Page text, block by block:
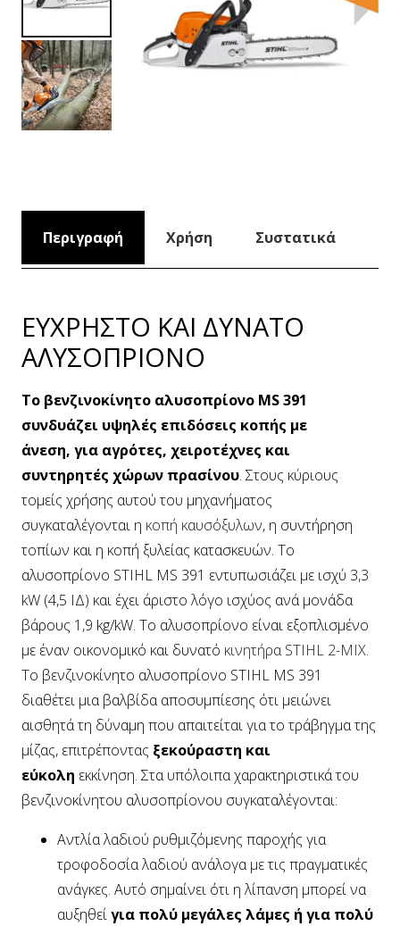
Περιγραφή Χρήση Συστατικά
ΕΥΧΡΗΣΤΟ ΚΑΙ ΔΥΝΑΤΟ
ΑΛΥΣΟΠΡΙΟΝΟ
Το βενζινοκίνητο αλυσοπρίονο MS 391
συνδυάζει υψηλές επιδόσεις κοπής με
άνεση, για αγρότες, χειροτέχνες και
συντηρητές χώρων πρασίνου. Στους κύριους
τομείς χρήσης αυτού του μηχανήματος
συγκαταλέγονται η κοπή καυσόξυλων, η συντήρηση
τοπίων και η κοπή ξυλείας κατασκευών. Το
αλυσοπρίονο STIHL MS 391 εντυπωσιάζει με ισχύ 3,3
kW (4,5 ΙΔ) και έχει άριστο λόγο ισχύος ανά μονάδα
βάρους 1,9 kg/kW. Το αλυσοπρίονο είναι εξοπλισμένο
με έναν οικονομικό και δυνατό κινητήρα STIHL 2-MIX.
Το βενζινοκίνητο αλυσοπρίονο STIHL MS 391
διαθέτει μια βαλβίδα αποσυμπίεσης ότι μειώνει
αισθητά τη δύναμη που απαιτείται για το τράβηγμα της
μίζας, επιτρέποντας ξεκούραστη και
εύκολη εκκίνηση. Στα υπόλοιπα χαρακτηριστικά του
βενζινοκίνητου αλυσοπρίονου συγκαταλέγονται:
Αντλία λαδιού ρυθμιζόμενης παροχής για
τροφοδοσία λαδιού ανάλογα με τις πραγματικές
ανάγκες. Αυτό σημαίνει ότι η λίπανση μπορεί να
αυξηθείγια πολύ μεγάλες λάμες ή για πολύ